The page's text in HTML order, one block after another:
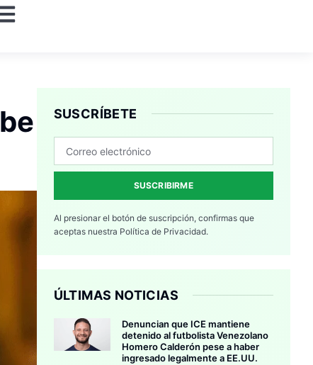
SUSCRÍBETE
SUSCRIBIRME
Al presionar el botón de suscripción, confirmas que
aceptas nuestra Política de Privacidad.
ÚLTIMAS NOTICIAS
Denuncian que ICE mantiene
detenido al futbolista Venezolano
Homero Calderón pese a haber
ingresado legalmente a EE.UU.